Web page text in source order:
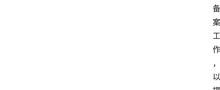
备
案
工
作
，
以